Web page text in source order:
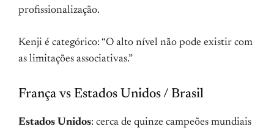
profissionalização.
Kenji é categórico: “O alto nível não pode existir com
as limitações associativas.”
França vs Estados Unidos / Brasil
Estados Unidos: cerca de quinze campeões mundiais